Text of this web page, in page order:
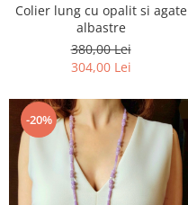
Colier lung cu opalit si agate
albastre
380,00 Lei
304,00 Lei
-20%